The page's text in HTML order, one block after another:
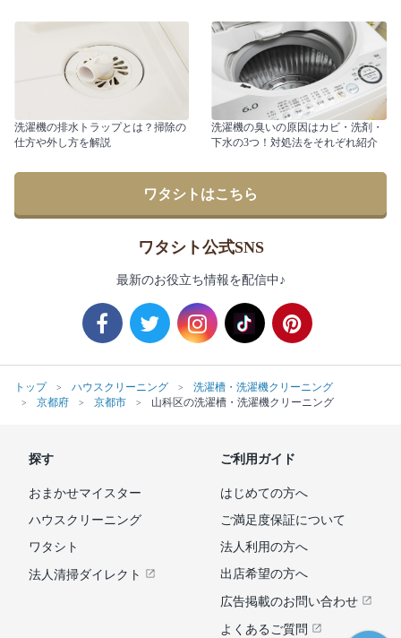
洗濯機の排水トラップとは？掃除の
仕方や外し方を解説
洗濯機の臭いの原因はカビ・洗剤・
下水の3つ！対処法をそれぞれ紹介
ワタシトはこちら
ワタシト公式SNS
最新のお役立ち情報を配信中♪
トップ ハウスクリーニング
洗濯槽・洗濯機クリーニング
京都府
京都市 山科区の洗濯槽・洗濯機クリーニング
探す
おまかせマイスター
ハウスクリーニング
ワタシト
法人清掃ダイレクト
ご利用ガイド
はじめての方へ
ご満足度保証について
法人利用の方へ
出店希望の方へ
広告掲載のお問い合わせ
よくあるご質問